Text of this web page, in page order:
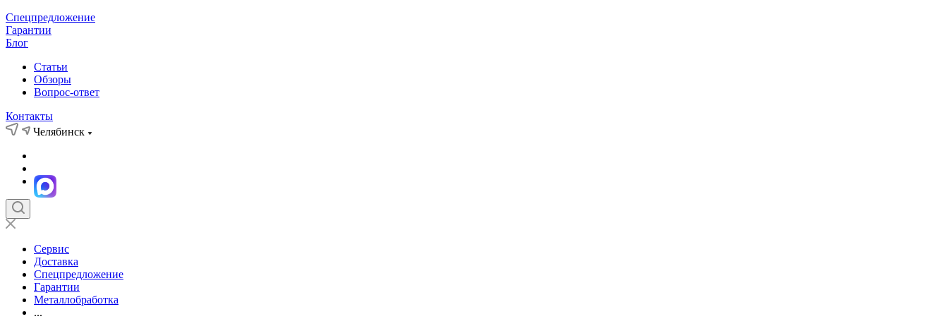
Спецпредложение
Гарантии
Блог
Статьи
Обзоры
Вопрос-ответ
Контакты
Челябинск
Сервис
Доставка
Спецпредложение
Гарантии
Металлобработка
...